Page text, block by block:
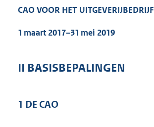
CAO VOOR HET UITGEVERIJBEDRIJF
1 maart 2017–31 mei 2019
II BASISBEPALINGEN
1 DE CAO